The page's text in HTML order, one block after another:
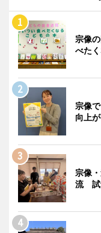
宗像
べた
宗像
向上
宗像
流 試